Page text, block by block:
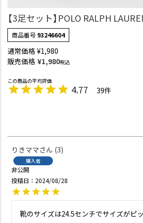
【3足セット】POLO RALPH
富》 足底パイル アーチサポート
ショート丈 ソックス レディース
商品番号 93246604
通常価格 ¥1,980
販売価格 ¥1,980税込
4.77 39
りきママ 3
購入者
非公開
投稿日
2024/08/28
靴のサイズは24.5センチでサイズがピ